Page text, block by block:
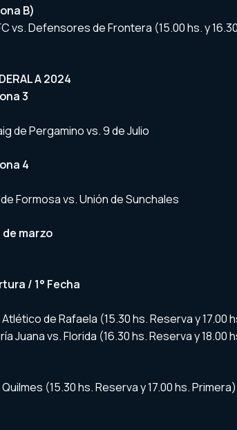
B)
vs. Defensores de Frontera (15.00 hs. y
A 2024
3
de Pergamino vs. 9 de Julio
4
Formosa vs. Unión de Sunchales
de marzo
/ 1° Fecha
de Rafaela (15.30 hs. Reserva y 17.00
Juana vs. Florida (16.30 hs. Reserva y 18.00
(15.30 hs. Reserva y 17.00 hs. Primera)